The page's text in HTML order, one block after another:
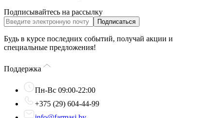
Подписывайтесь на рассылку
Подписаться
Будь в курсе последних событий, получай акции и
специальные предложения!
Поддержка
Пн-Вс 09:00-22:00
+375 (29) 604-44-99